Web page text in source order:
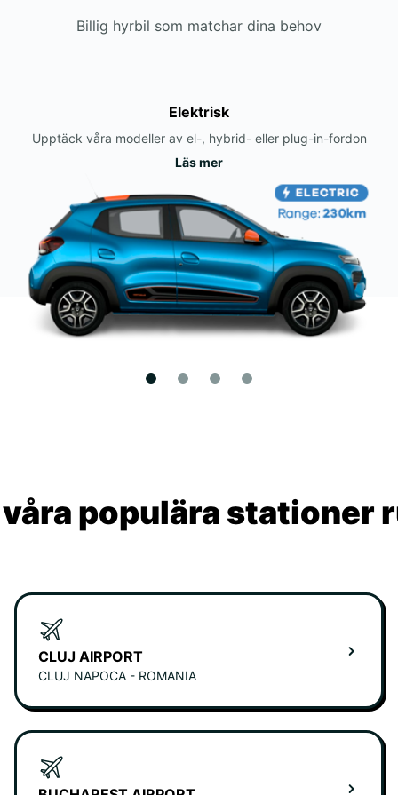
Billig hyrbil som matchar dina behov
Elektrisk
Upptäck våra modeller av el-, hybrid- eller plug-in-fordon
Läs mer
populära stationer
CLUJ AIRPORT
CLUJ NAPOCA - ROMANIA